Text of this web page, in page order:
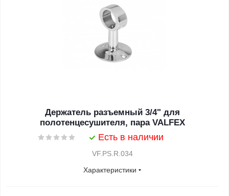
Держатель разъемный 3/4" для
полотенцесушителя, пара VALFEX
Есть в наличии
VF.PS.R.034
Характеристики